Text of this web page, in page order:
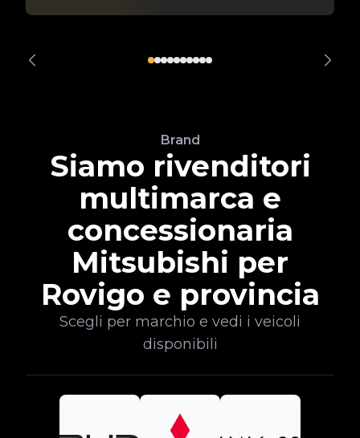
Brand
Siamo rivenditori
multimarca e
concessionaria
Mitsubishi per
Rovigo e provincia
Scegli per marchio e vedi i veicoli
disponibili